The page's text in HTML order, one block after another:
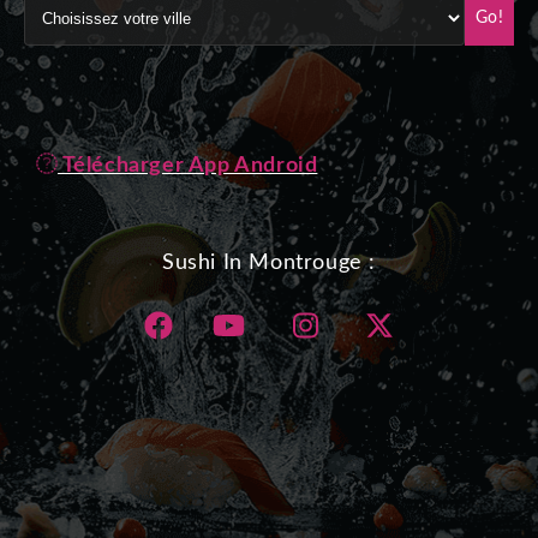
Go!
Télécharger App Android
Sushi In Montrouge :